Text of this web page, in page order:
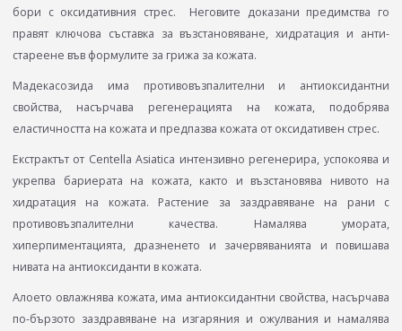
бори с оксидативния стрес. Неговите доказани предимства го
правят ключова съставка за възстановяване, хидратация и анти-
стареене във формулите за грижа за кожата.
Мадекасозида има противовъзпалителни и антиоксидантни
свойства, насърчава регенерацията на кожата, подобрява
еластичността на кожата и предпазва кожата от оксидативен стрес.
Екстрактът от Centella Asiatica интензивно регенерира, успокоява и
укрепва бариерата на кожата, както и възстановява нивото на
хидратация на кожата. Растение за заздравяване на рани с
противовъзпалителни качества. Намалява умората,
хиперпиментацията, дразненето и зачервяванията и повишава
нивата на антиоксиданти в кожата.
Алоето овлажнява кожата, има антиоксидантни свойства, насърчава
по-бързото заздравяване на изгаряния и ожулвания и намалява